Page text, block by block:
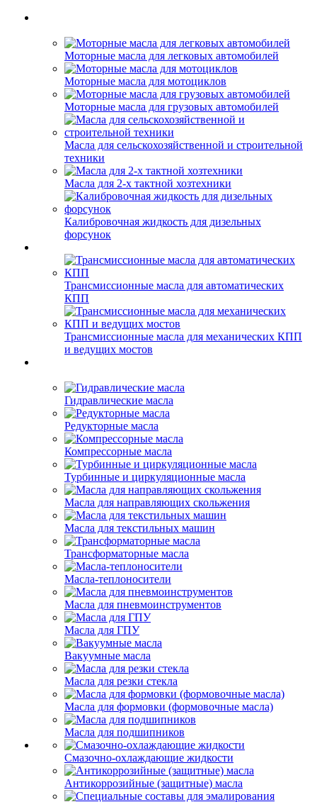
Моторные масла для легковых автомобилей
Моторные масла для мотоциклов
Моторные масла для грузовых автомобилей
Масла для сельскохозяйственной и строительной
техники
Масла для 2-х тактной хозтехники
Калибровочная жидкость для дизельных
форсунок
Трансмиссионные масла для автоматических
КПП
Трансмиссионные масла для механических КПП
и ведущих мостов
Гидравлические масла
Редукторные масла
Компрессорные масла
Турбинные и циркуляционные масла
Масла для направляющих скольжения
Масла для текстильных машин
Трансформаторные масла
Масла-теплоносители
Масла для пневмоинструментов
Масла для ГПУ
Вакуумные масла
Масла для резки стекла
Масла для формовки (формовочные масла)
Масла для подшипников
Смазочно-охлаждающие жидкости
Антикоррозийные (защитные) масла